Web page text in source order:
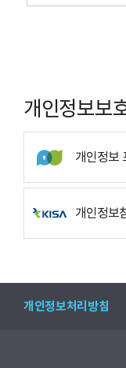
개인정보보
개인정보
개인정보
개인정보처리방침